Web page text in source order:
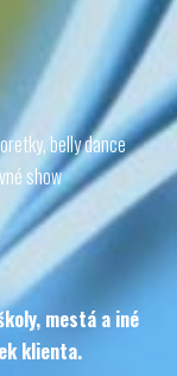
belly dance
show
mestá a iné
klienta.